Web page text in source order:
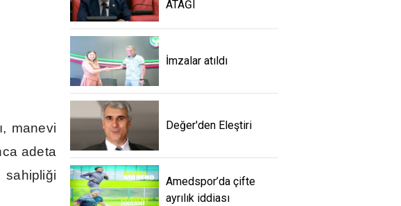
ı, manevi
adeta
ği
ATAĞI
İmzalar atıldı
Değer'den Eleştiri
Amedspor’da çifte
ayrılık iddiası